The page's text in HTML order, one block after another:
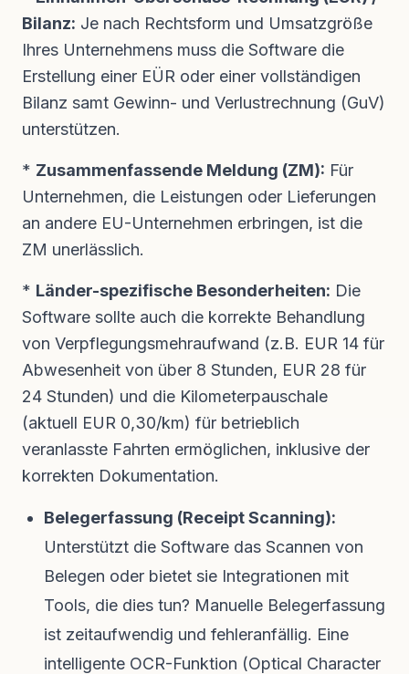
Bilanz: Je nach Rechtsform und Umsatzgröße
Ihres Unternehmens muss die Software die
Erstellung einer EÜR oder einer vollständigen
Bilanz samt Gewinn- und Verlustrechnung (GuV)
unterstützen.
* Zusammenfassende Meldung (ZM): Für
Unternehmen, die Leistungen oder Lieferungen
an andere EU-Unternehmen erbringen, ist die
ZM unerlässlich.
* Länder-spezifische Besonderheiten: Die
Software sollte auch die korrekte Behandlung
von Verpflegungsmehraufwand (z.B. EUR 14 für
Abwesenheit von über 8 Stunden, EUR 28 für
24 Stunden) und die Kilometerpauschale
(aktuell EUR 0,30/km) für betrieblich
veranlasste Fahrten ermöglichen, inklusive der
korrekten Dokumentation.
Belegerfassung (Receipt Scanning):
Unterstützt die Software das Scannen von
Belegen oder bietet sie Integrationen mit
Tools, die dies tun? Manuelle Belegerfassung
ist zeitaufwendig und fehleranfällig. Eine
intelligente OCR-Funktion (Optical Character